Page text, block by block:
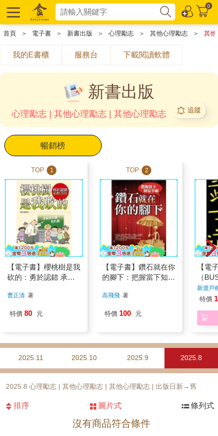
0
首頁 ＞ 電子書 ＞ 新書出版 ＞ 心理勵志 ＞ 其他心理勵志 ＞ 其他
我的E書櫃 服務台 下載閱讀軟體
新書出版
心理勵志 | 其他心理勵志 | 其他心理勵志 追蹤
暢銷榜
TOP 1
【電子書】櫻桃樹是我
砍的：勇於認錯 承擔
曹正清 著
特價 80 元
TOP 2
【電子書】鑽石就在你
的腳下：把握當下知足
高飛飛 著
特價 100 元
【電
（
Soul
新渡戶
特價
2025.11 2025.10 2025.9 2025.8
2025.8 心理勵志 | 其他心理勵志 | 其他心理勵志 | 出版日新→舊
排序 圖片式 條列式
沒有商品符合條件